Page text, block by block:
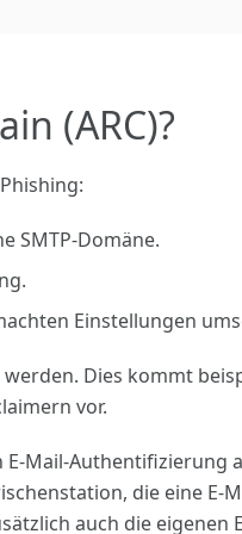
(ARC)?
SMTP-Domäne.
Einstellungen
Dies kommt
vor.
E-Mail-Authentifizierung
die eine E-
auch die eigenen